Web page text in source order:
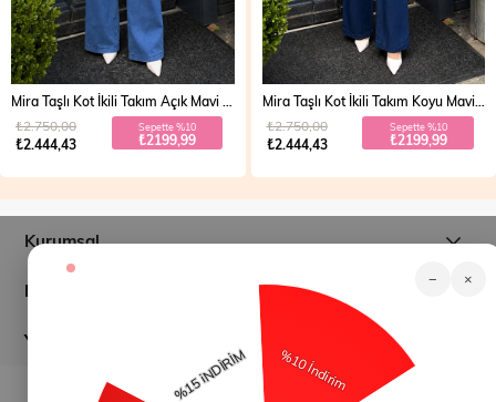
₺2.444,43
₺2.750,00 Sepette %10
₺2199,99
Mira Taşlı Kot İkili Takım Koyu Mavi 19286
₺2.444,43
₺2.750,00 Sepette %10
₺2199,99
Kurumsal
Müşteri İlişkileri
Yardım
− ×